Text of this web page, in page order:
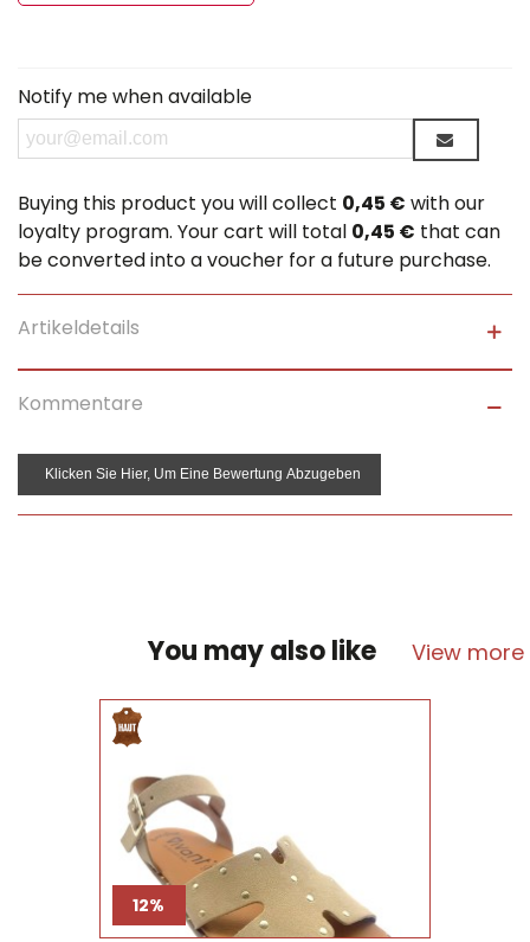
Notify me when available
Buying this product you will collect 0,45 € with our
loyalty program. Your cart will total 0,45 € that can
be converted into a voucher for a future purchase.
Artikeldetails
Kommentare
Klicken Sie Hier, Um Eine Bewertung Abzugeben
You may also like View more
12%